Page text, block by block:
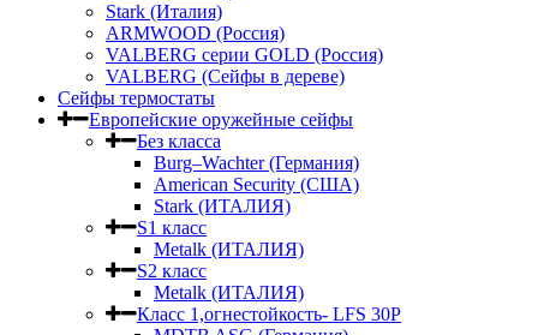
Stark (Италия)
ARMWOOD (Россия)
VALBERG серии GOLD (Россия)
VALBERG (Сейфы в дереве)
Сейфы термостаты
Европейские оружейные сейфы
Без класса
Burg–Wachter (Германия)
American Security (США)
Stark (ИТАЛИЯ)
S1 класс
Metalk (ИТАЛИЯ)
S2 класс
Metalk (ИТАЛИЯ)
Класс 1,огнестойкость- LFS 30P